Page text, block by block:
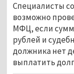
Специалисты
возможно
МФЦ, если
рублей и
должника нет
выплатить